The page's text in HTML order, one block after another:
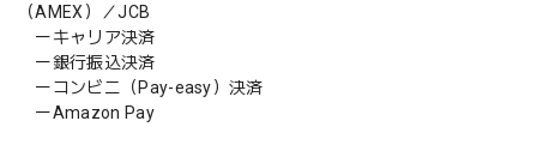
（AMEX）／JCB
ーキャリア決済
ー銀行振込決済
ーコンビニ（Pay-easy）決済
ーAmazon Pay